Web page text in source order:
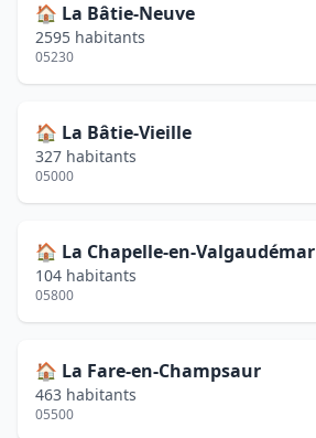
🏠 La Bâtie-Neuve
2595 habitants
05230
🏠 La Bâtie-Vieille
327 habitants
05000
🏠 La Chapelle-en-Valgaudémar
104 habitants
05800
🏠 La Fare-en-Champsaur
463 habitants
05500